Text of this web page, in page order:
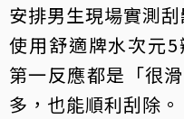
安排男生現場實測刮
使用舒適牌水次元
第一反應都是「很
多，也能順利刮除。